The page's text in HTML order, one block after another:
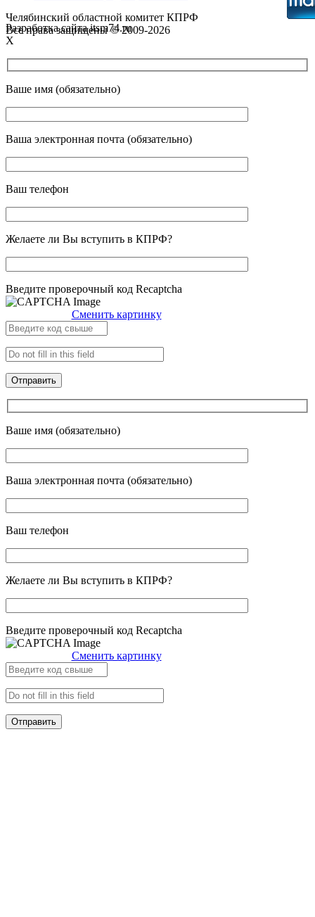
Челябинский областной комитет КПРФ
Все права защищены © 2009-2026
Разработка сайта itsm74.ru
X
Ваше имя (обязательно)
Ваша электронная почта (обязательно)
Ваш телефон
Желаете ли Вы вступить в КПРФ?
Введите проверочный код Recaptcha
Сменить картинку
Ваше имя (обязательно)
Ваша электронная почта (обязательно)
Ваш телефон
Желаете ли Вы вступить в КПРФ?
Введите проверочный код Recaptcha
Сменить картинку